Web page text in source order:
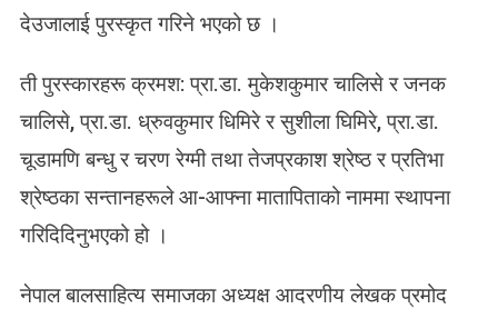
पु
र
त
देउजालाई पुरस्कृत गरिने भएको छ ।
ती पुरस्कारहरू क्रमश: प्रा.डा. मुकेशकुमार चालिसे र जनक
चालिसे, प्रा.डा. ध्रुवकुमार धिमिरे र सुशीला घिमिरे, प्रा.डा.
चूडामणि बन्धु र चरण रेग्मी तथा तेजप्रकाश श्रेष्ठ र प्रतिभा
श्रेष्ठका सन्तानहरूले आ-आफ्ना मातापिताको नाममा स्थापना
गरिदिदिनुभएको हो ।
नेपाल बालसाहित्य समाजका अध्यक्ष आदरणीय लेखक प्रमोद